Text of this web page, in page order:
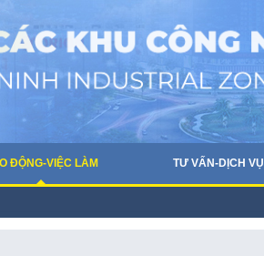
ĐỘNG-VIỆC LÀM TƯ VẤN-DỊCH VỤ